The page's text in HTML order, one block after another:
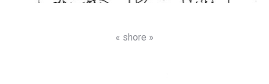
« shore »